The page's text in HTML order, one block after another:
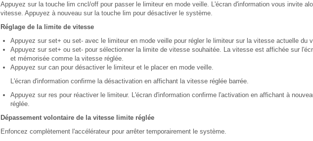
Appuyez sur la touche lim cncl/off pour passer le limiteur en mode veille. L'écran d'information vous invite
vitesse. Appuyez à nouveau sur la touche lim pour désactiver le système.
Réglage de la limite de vitesse
Appuyez sur set+ ou set- avec le limiteur en mode veille pour régler le limiteur sur la vitesse actuelle du
Appuyez sur set+ ou set- pour sélectionner la limite de vitesse souhaitée. La vitesse est affichée sur
et mémorisée comme la vitesse réglée.
Appuyez sur can pour désactiver le limiteur et le placer en mode veille.
L'écran d'information confirme la désactivation en affichant la vitesse réglée barrée.
Appuyez sur res pour réactiver le limiteur. L'écran d'information confirme l'activation en affichant à
réglée.
Dépassement volontaire de la vitesse limite réglée
Enfoncez complètement l'accélérateur pour arrêter temporairement le système.